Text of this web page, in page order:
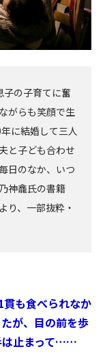
の子育てに奮
がらも笑顔で生
に結婚して三人
と子ども合わせ
日のなか、いつ
神龕氏の書籍
り、一部抜粋・
貫も食べられなか
が、目の前を歩
は止まって……